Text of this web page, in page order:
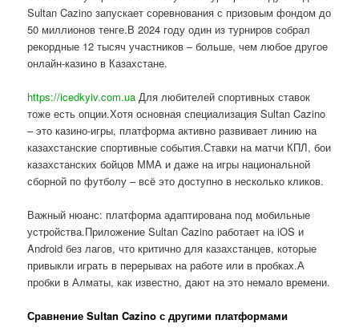
Sultan Cazino запускает соревнования с призовым фондом до
50 миллионов тенге.В 2024 году один из турниров собрал
рекордные 12 тысяч участников – больше, чем любое другое
онлайн-казино в Казахстане.
https://icedkyiv.com.ua Для любителей спортивных ставок
тоже есть опции.Хотя основная специализация Sultan Cazino
– это казино-игры, платформа активно развивает линию на
казахстанские спортивные события.Ставки на матчи КПЛ, бои
казахстанских бойцов ММА и даже на игры национальной
сборной по футболу – всё это доступно в несколько кликов.
Важный нюанс: платформа адаптирована под мобильные
устройства.Приложение Sultan Cazino работает на iOS и
Android без лагов, что критично для казахстанцев, которые
привыкли играть в перерывах на работе или в пробках.А
пробки в Алматы, как известно, дают на это немало времени.
Сравнение Sultan Cazino с другими платформами